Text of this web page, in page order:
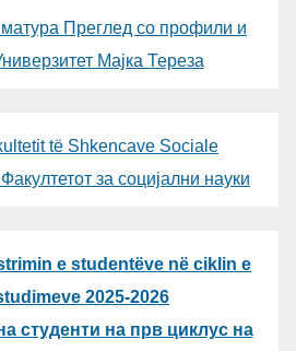
Преглед со профили и
Мајка Тереза
të Shkencave Sociale
за социјални науки
e studentëve në ciklin e
2025-2026
студенти на прв циклус на